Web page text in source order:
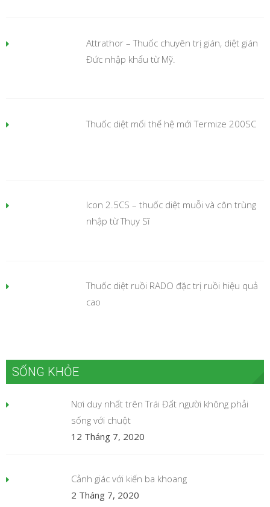
Attrathor – Thuốc chuyên trị gián, diệt gián
Đức nhập khẩu từ Mỹ.
Thuốc diệt mối thế hệ mới Termize 200SC
Icon 2.5CS – thuốc diệt muỗi và côn trùng
nhập từ Thụy Sĩ
Thuốc diệt ruồi RADO đặc trị ruồi hiệu quả
cao
SỐNG KHỎE
Nơi duy nhất trên Trái Đất người không phải
sống với chuột
12 Tháng 7, 2020
Cảnh giác với kiến ba khoang
2 Tháng 7, 2020